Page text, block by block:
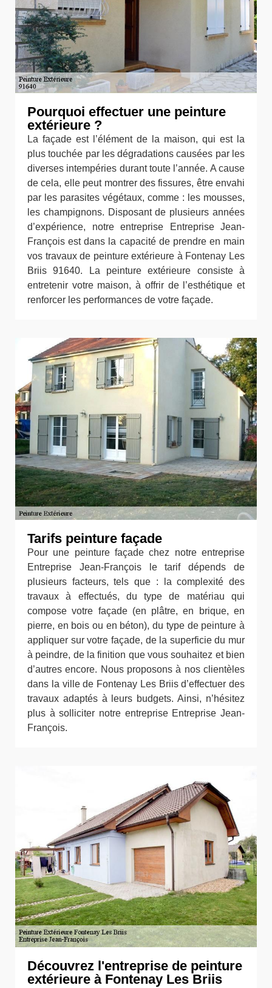
Pourquoi effectuer une peinture
extérieure ?
La façade est l’élément de la maison, qui est la
plus touchée par les dégradations causées par les
diverses intempéries durant toute l’année. A cause
de cela, elle peut montrer des fissures, être envahi
par les parasites végétaux, comme : les mousses,
les champignons. Disposant de plusieurs années
d’expérience, notre entreprise Entreprise Jean-
François est dans la capacité de prendre en main
vos travaux de peinture extérieure à Fontenay Les
Briis 91640. La peinture extérieure consiste à
entretenir votre maison, à offrir de l’esthétique et
renforcer les performances de votre façade.
Tarifs peinture façade
Pour une peinture façade chez notre entreprise
Entreprise Jean-François le tarif dépends de
plusieurs facteurs, tels que : la complexité des
travaux à effectués, du type de matériau qui
compose votre façade (en plâtre, en brique, en
pierre, en bois ou en béton), du type de peinture à
appliquer sur votre façade, de la superficie du mur
à peindre, de la finition que vous souhaitez et bien
d’autres encore. Nous proposons à nos clientèles
dans la ville de Fontenay Les Briis d’effectuer des
travaux adaptés à leurs budgets. Ainsi, n’hésitez
plus à solliciter notre entreprise Entreprise Jean-
François.
Découvrez l'entreprise de peinture
extérieure à Fontenay Les Briis